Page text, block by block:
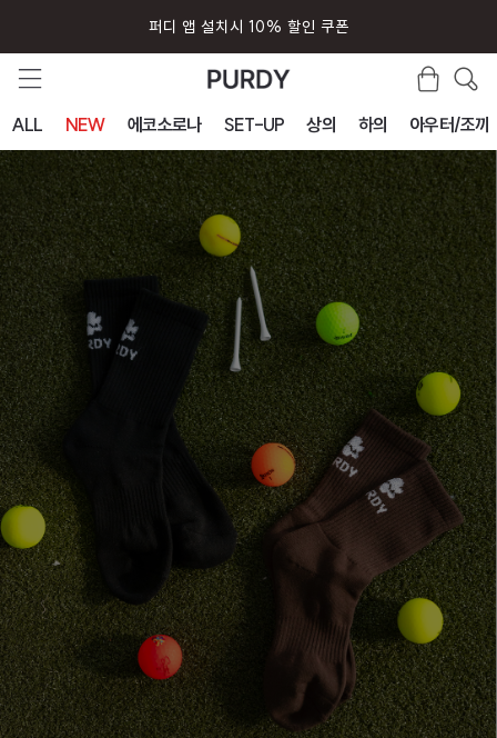
퍼디 앱 설치시 10% 할인 쿠폰
ALL NEW 에코소로나 SET-UP 상의 하의 아우터/조끼